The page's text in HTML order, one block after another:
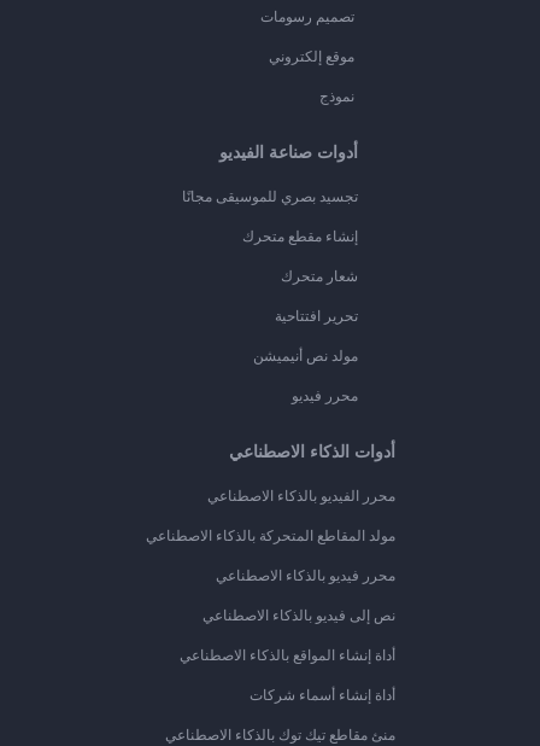
تصميم رسومات
موقع إلكتروني
نموذج
أدوات صناعة الفيديو
تجسيد بصري للموسيقى مجانًا
إنشاء مقطع متحرك
شعار متحرك
تحرير افتتاحية
مولد نص أنيميشن
محرر فيديو
أدوات الذكاء الاصطناعي
محرر الفيديو بالذكاء الاصطناعي
مولد المقاطع المتحركة بالذكاء الاصطناعي
محرر فيديو بالذكاء الاصطناعي
نص إلى فيديو بالذكاء الاصطناعي
أداة إنشاء المواقع بالذكاء الاصطناعي
أداة إنشاء أسماء شركات
منئ مقاطع تيك توك بالذكاء الاصطناعي